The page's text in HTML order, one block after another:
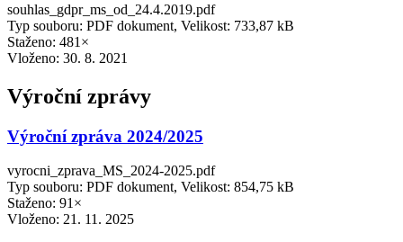
souhlas_gdpr_ms_od_24.4.2019.pdf
Typ souboru: PDF dokument, Velikost: 733,87 kB
Staženo: 481×
Vloženo: 30. 8. 2021
Výroční zprávy
Výroční zpráva 2024/2025
vyrocni_zprava_MS_2024-2025.pdf
Typ souboru: PDF dokument, Velikost: 854,75 kB
Staženo: 91×
Vloženo: 21. 11. 2025